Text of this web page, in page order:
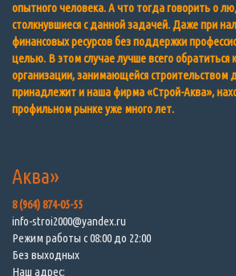
опытного человека. А что тогда говорить о
столкнувшиеся с данной задачей. Даже при
финансовых ресурсов без поддержки
целью. В этом случае лучше всего
организации, занимающейся строительством
принадлежит и наша фирма «Строй-Аква»,
профильном рынке уже много лет.
Аква»
8 (964) 874-05-55
info-stroi2000@yandex.ru
Режим работы с 08:00 до 22:00
Без выходных
Наш адрес: